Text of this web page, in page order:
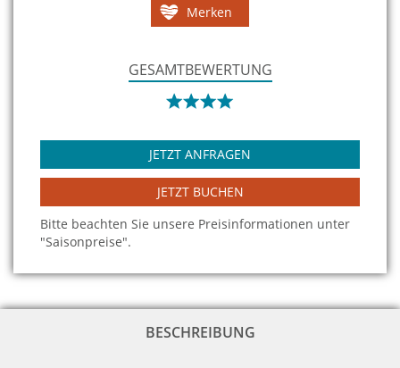
Merken
GESAMTBEWERTUNG
JETZT ANFRAGEN
JETZT BUCHEN
Bitte beachten Sie unsere Preisinformationen unter
"Saisonpreise".
BESCHREIBUNG